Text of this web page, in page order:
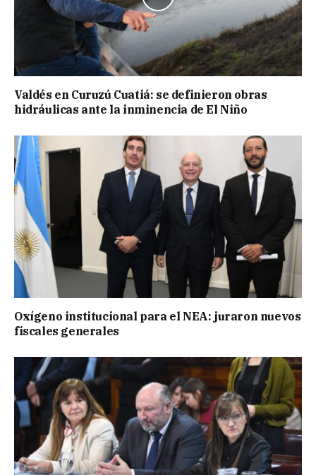
Valdés en Curuzú Cuatiá: se definieron obras
hidráulicas ante la inminencia de El Niño
Oxígeno institucional para el NEA: juraron nuevos
fiscales generales